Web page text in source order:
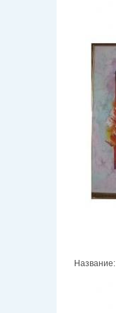
Название: